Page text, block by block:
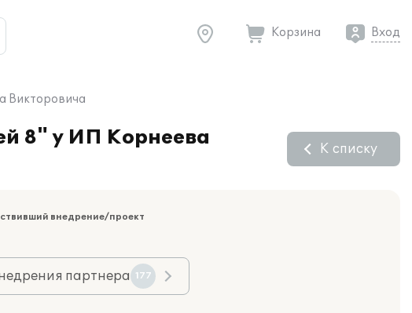
Корзина Вход
Викторовича
8" у ИП Корнеева
К списку
внедрение/проект
партнера 177